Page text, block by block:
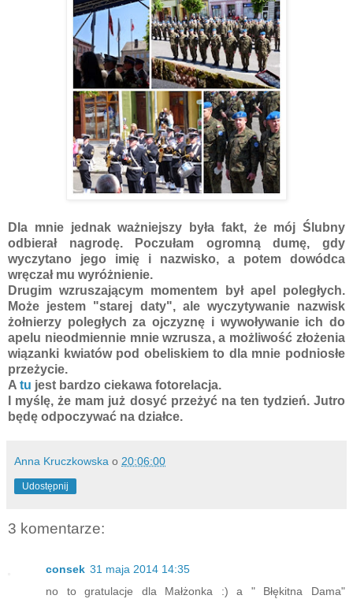
Dla mnie jednak ważniejszy była fakt, że mój Ślubny
odbierał nagrodę. Poczułam ogromną dumę, gdy
wyczytano jego imię i nazwisko, a potem dowódca
wręczał mu wyróżnienie.
Drugim wzruszającym momentem był apel poległych.
Może jestem "starej daty", ale wyczytywanie nazwisk
żołnierzy poległych za ojczyznę i wywoływanie ich do
apelu nieodmiennie mnie wzrusza, a możliwość złożenia
wiązanki kwiatów pod obeliskiem to dla mnie podniosłe
przeżycie.
A tu jest bardzo ciekawa fotorelacja.
I myślę, że mam już dosyć przeżyć na ten tydzień. Jutro
będę odpoczywać na działce.
Anna Kruczkowska o 20:06:00
Udostępnij
3 komentarze:
consek 31 maja 2014 14:35
no to gratulacje dla Małżonka :) a " Błękitna Dama"